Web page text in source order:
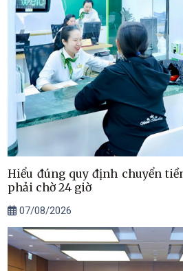
Hiểu đúng quy định chuyển
phải chờ 24 giờ
07/08/2026